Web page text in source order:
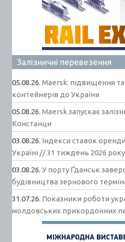
Залізничні перевезення
05.08.26. Maersk: підвищення
контейнерів до України
05.08.26. Maersk запускає
Констанци
03.08.26. Індекси ставок
Україні // 31 тиждень 2026 року
03.08.26. У порту Ґданськ
будівництва зернового
31.07.26. Показники роботи
молдовських прикордонних